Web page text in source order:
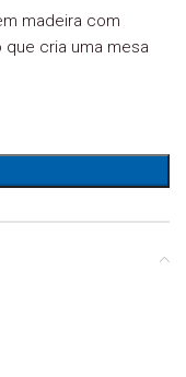
madeira com
cria uma mesa